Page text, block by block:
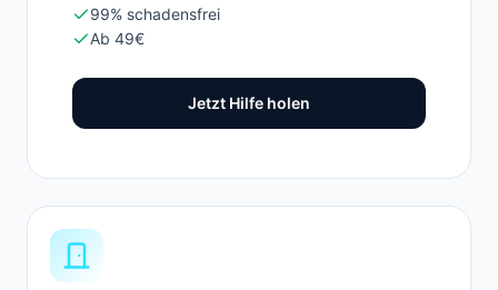
99% schadensfrei
Ab 49€
Jetzt Hilfe holen